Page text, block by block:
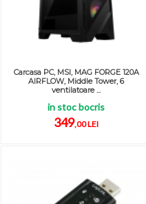
Carcasa PC, MSI, MAG FORGE 120A
AIRFLOW, Middle Tower, 6
ventilatoare ...
in stoc bocris
349,00 LEI